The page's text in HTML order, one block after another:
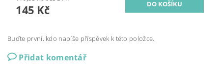
145 Kč
Buďte první, kdo napíše příspěvek k této položce.
Přidat komentář